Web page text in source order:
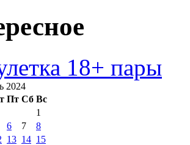
18+ пары
2024
Пт Сб Вс
1
6 7
8
13 14 15